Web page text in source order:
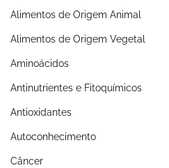
Alimentos de Origem Animal
Alimentos de Origem Vegetal
Aminoácidos
Antinutrientes e Fitoquímicos
Antioxidantes
Autoconhecimento
Câncer